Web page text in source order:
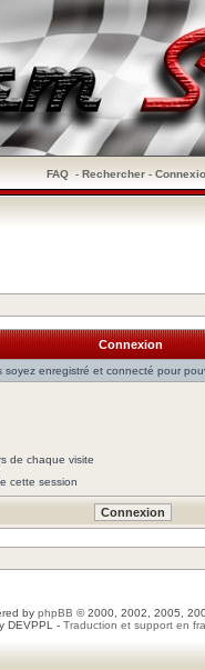
FAQ- Rechercher-
Connexion
enregistré et connecté pour
de chaque visite
cette session
by phpBB © 2000, 2002, 2005,
DEVPPL - Traduction et support en